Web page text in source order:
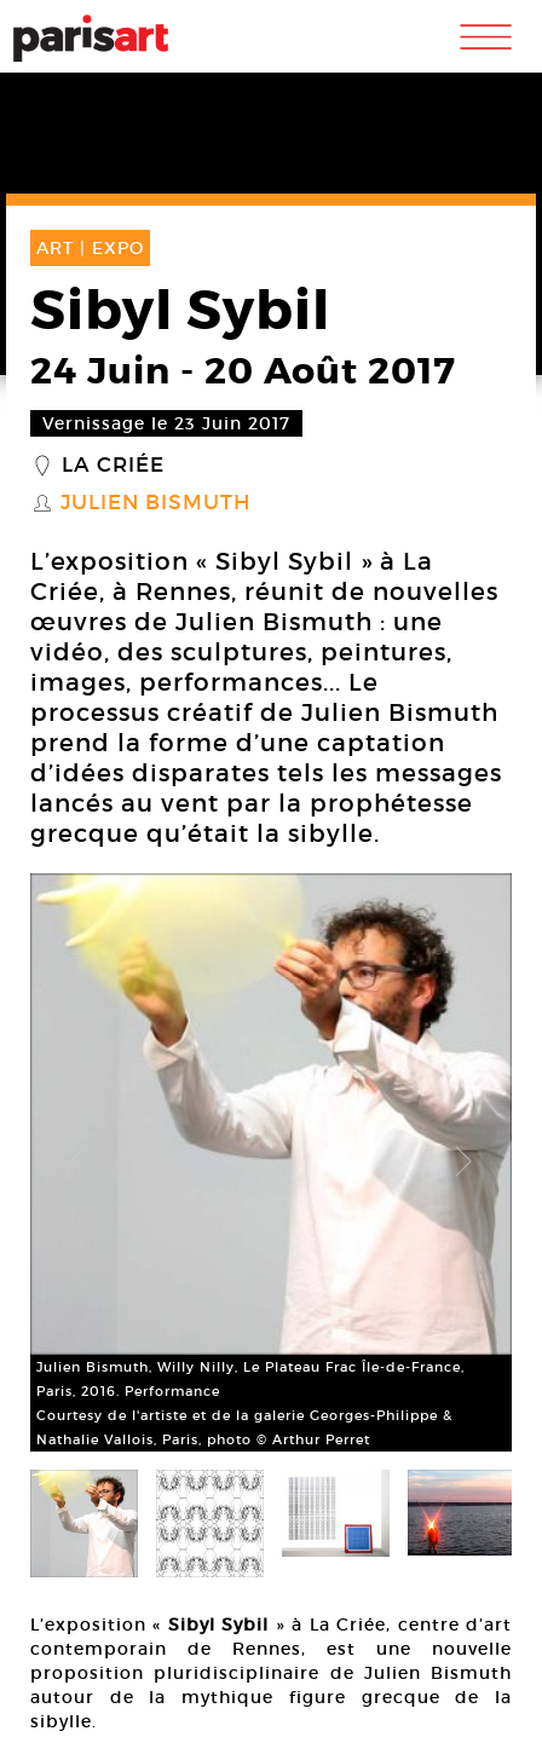
m
ART | EXPO
Sibyl Sybil
24 Juin - 20 Août 2017
Vernissage le 23 Juin 2017
_ LA CRIÉE
S JULIEN BISMUTH
L’exposition « Sibyl Sybil » à La
Criée, à Rennes, réunit de nouvelles
œuvres de Julien Bismuth : une
vidéo, des sculptures, peintures,
images, performances... Le
processus créatif de Julien Bismuth
prend la forme d’une captation
d’idées disparates tels les messages
lancés au vent par la prophétesse
grecque qu’était la sibylle.
Julien Bismuth, Willy Nilly, Le Plateau Frac Île-de-France,
Paris, 2016. Performance
Courtesy de l'artiste et de la galerie Georges-Philippe &
Nathalie Vallois, Paris, photo © Arthur Perret
L’exposition « Sibyl Sybil » à La Criée, centre d’art
contemporain de Rennes, est une nouvelle
proposition pluridisciplinaire de Julien Bismuth
autour de la mythique figure grecque de la
sibylle.